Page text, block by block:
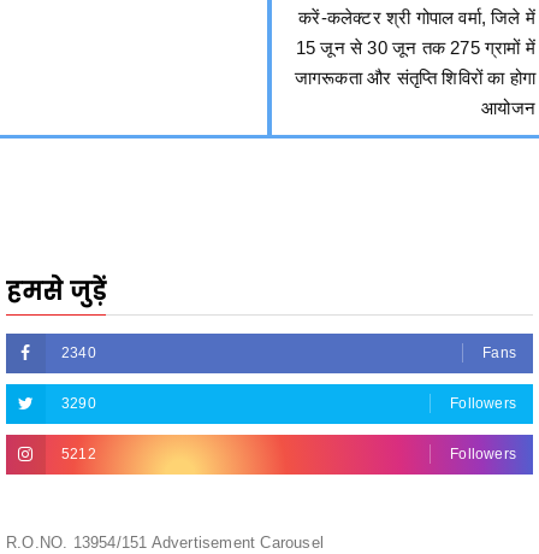
करें-कलेक्टर श्री गोपाल वर्मा, जिले में
15 जून से 30 जून तक 275 ग्रामों में
जागरूकता और संतृप्ति शिविरों का होगा
आयोजन
हमसे जुड़ें
2340 Fans
3290 Followers
5212 Followers
R.O.NO. 13954/151 Advertisement Carousel